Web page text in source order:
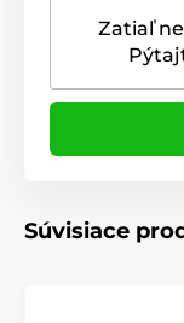
Zatiaľ
Súvisiace